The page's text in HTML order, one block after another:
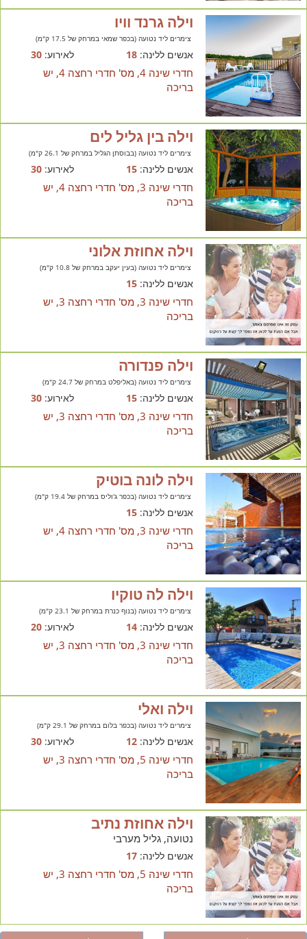
וילה גרנד וויו
צימרים ליד נטועה (בכפר שמאי במרחק של 17.5 ק"מ)
אנשים ללינה:18 לאירוע:30
חדרי שינה 4, מס' חדרי רחצה 4, יש
בריכה
וילה בין גליל לים
צימרים ליד נטועה (בבוסתן הגליל במרחק של 26.1 ק"מ)
אנשים ללינה:15 לאירוע:30
חדרי שינה 3, מס' חדרי רחצה 4, יש
בריכה
וילה אחוזת אלוני
צימרים ליד נטועה (בעין יעקב במרחק של 10.8 ק"מ)
אנשים ללינה:15
חדרי שינה 3, מס' חדרי רחצה 3, יש
בריכה
וילה פנדורה
צימרים ליד נטועה (באליפלט במרחק של 24.7 ק"מ)
אנשים ללינה:15 לאירוע:30
חדרי שינה 3, מס' חדרי רחצה 3, יש
בריכה
וילה לונה בוטיק
צימרים ליד נטועה (בכפר ג'וליס במרחק של 19.4 ק"מ)
אנשים ללינה:15
חדרי שינה 3, מס' חדרי רחצה 4, יש
בריכה
וילה לה טוקיו
צימרים ליד נטועה (בנוף כנרת במרחק של 23.1 ק"מ)
אנשים ללינה:14 לאירוע:20
חדרי שינה 3, מס' חדרי רחצה 3, יש
בריכה
וילה ואלי
צימרים ליד נטועה (בכפר בלום במרחק של 29.1 ק"מ)
אנשים ללינה:12 לאירוע:30
חדרי שינה 5, מס' חדרי רחצה 3, יש
בריכה
וילה אחוזת נתיב
נטועה, גליל מערבי
אנשים ללינה:17
חדרי שינה 5, מס' חדרי רחצה 3, יש
בריכה